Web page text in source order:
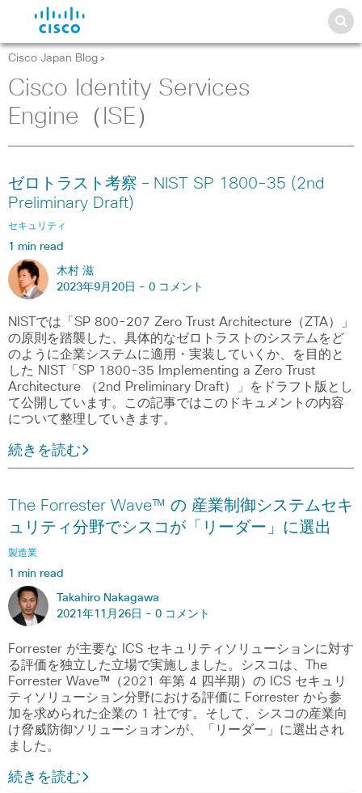
Cisco Japan Blog >
Cisco Identity Services
Engine（ISE）
ゼロトラスト考察 – NIST SP 1800-35 (2nd
Preliminary Draft)
セキュリティ
1 min read
木村 滋
2023年9月20日 - 0 コメント
NISTでは「SP 800-207 Zero Trust Architecture（ZTA）」
の原則を踏襲した、具体的なゼロトラストのシステムをど
のように企業システムに適用・実装していくか、を目的と
した NIST「SP 1800-35 Implementing a Zero Trust
Architecture （2nd Preliminary Draft）」をドラフト版とし
て公開しています。この記事ではこのドキュメントの内容
について整理していきます。
続きを読む
The Forrester Wave™ の 産業制御システムセキ
ュリティ分野でシスコが「リーダー」に選出
製造業
1 min read
Takahiro Nakagawa
2021年11月26日 - 0 コメント
Forrester が主要な ICS セキュリティソリューションに対す
る評価を独立した立場で実施しました。シスコは、The
Forrester Wave™（2021 年第 4 四半期）の ICS セキュリ
ティソリューション分野における評価に Forrester から参
加を求められた企業の 1 社です。そして、シスコの産業向
け脅威防御ソリューショオンが、「リーダー」に選出され
ました。
続きを読む